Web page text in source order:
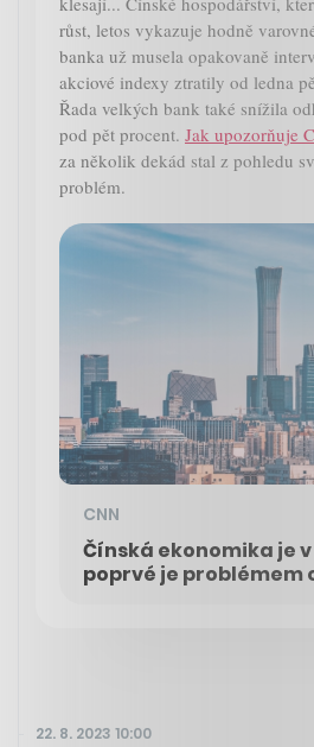
růst, letos vykazuje hodně
banka už musela opakovaně
akciové indexy ztratily od ledna
Řada velkých bank také snížila
pod pět procent. Jak upozorňuje
za několik dekád stal z pohledu
problém.
CNN
Čínská ekonomika je
poprvé je problémem
22. 8. 2023 10:00